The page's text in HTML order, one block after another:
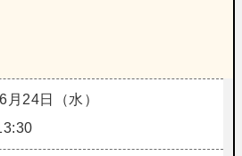
月24日（水）